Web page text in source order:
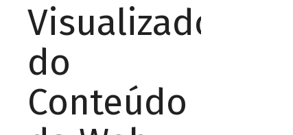
Visualizador
do
Conteúdo